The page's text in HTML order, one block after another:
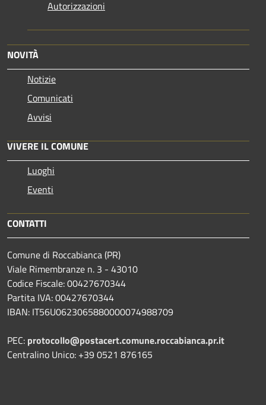
Autorizzazioni
NOVITÀ
Notizie
Comunicati
Avvisi
VIVERE IL COMUNE
Luoghi
Eventi
CONTATTI
Comune di Roccabianca (PR)
Viale Rimembranze n. 3 - 43010
Codice Fiscale: 00427670344
Partita IVA: 00427670344
IBAN: IT56U0623065880000074988709
PEC: protocollo@postacert.comune.roccabianca.pr.it
Centralino Unico: +39 0521 876165